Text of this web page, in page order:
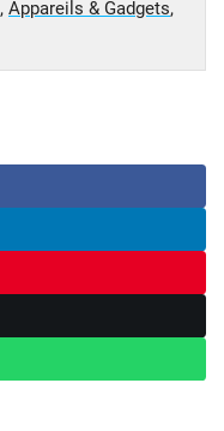
, Appareils & Gadgets,